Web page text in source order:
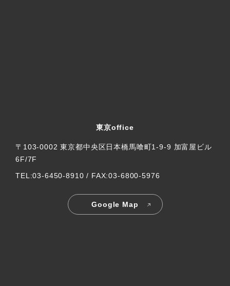
東京office
〒103-0002 東京都中央区日本橋馬喰町1-9-9 加富屋ビル
6F/7F
TEL:03-6450-8910 / FAX:03-6800-5976
Google Map